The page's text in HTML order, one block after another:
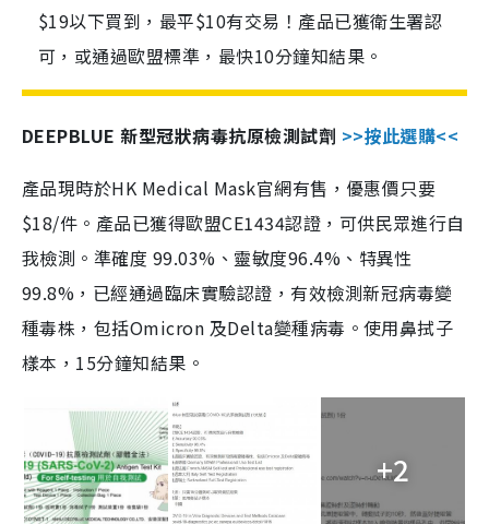
$19以下買到，最平$10有交易！產品已獲衛生署認
可，或通過歐盟標準，最快10分鐘知結果。
DEEPBLUE 新型冠狀病毒抗原檢測試劑 >>按此選購<<
產品現時於HK Medical Mask官網有售，優惠價只要
$18/件。產品已獲得歐盟CE1434認證，可供民眾進行自
我檢測。準確度 99.03%、靈敏度96.4%、特異性
99.8%，已經通過臨床實驗認證，有效檢測新冠病毒變
種毒株，包括Omicron 及Delta變種病毒。使用鼻拭子
樣本，15分鐘知結果。
+2